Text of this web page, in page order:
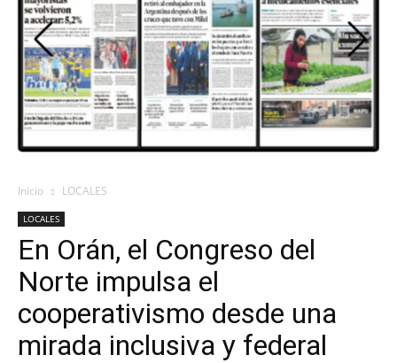
ORAN
107.1
Inicio LOCALES
LOCALES
En Orán, el Congreso del
Norte impulsa el
cooperativismo desde una
mirada inclusiva y federal